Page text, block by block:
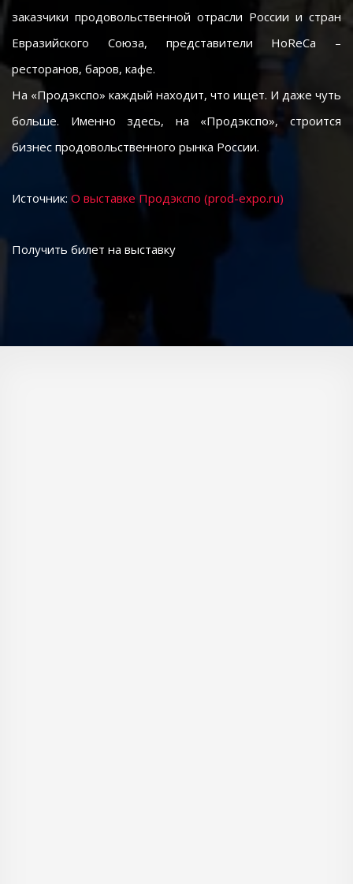
заказчики продовольственной отрасли России и стран
Евразийского Союза, представители HoReCa –
ресторанов, баров, кафе.
На «Продэкспо» каждый находит, что ищет. И даже чуть
больше. Именно здесь, на «Продэкспо», строится
бизнес продовольственного рынка России.
Источник: О выставке Продэкспо (prod-expo.ru)
Получить билет на выставку